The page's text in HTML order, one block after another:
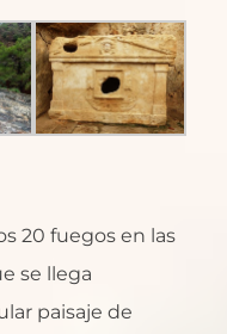
20 fuegos en las
se llega
paisaje de